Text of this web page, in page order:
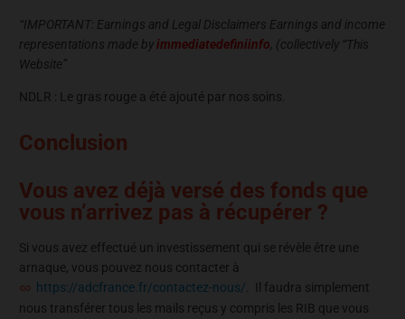
“IMPORTANT: Earnings and Legal Disclaimers Earnings and income
representations made byimmediatedefiniinfo , (collectively “This
Website”
NDLR : Le gras rouge a été ajouté par nos soins.
Conclusion
Vous avez déjà versé des fonds que
vous n’arrivez pas à récupérer ?
Si vous avez effectué un investissement qui se révèle être une
arnaque, vous pouvez nous contacter à
https://adcfrance.fr/contactez-nous/ . Il faudra simplement
nous transférer tous les mails reçus y compris les RIB que vous